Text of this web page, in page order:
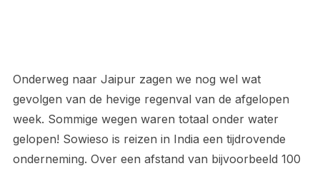
Onderweg naar Jaipur zagen we nog wel wat
gevolgen van de hevige regenval van de afgelopen
week. Sommige wegen waren totaal onder water
gelopen! Sowieso is reizen in India een tijdrovende
onderneming. Over een afstand van bijvoorbeeld 100